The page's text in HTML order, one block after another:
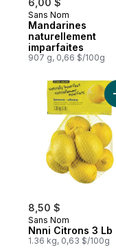
6,00 $
Sans Nom
Mandarines
naturellement
imparfaites
907 g, 0,66 $/100g
8,50 $
Sans Nom
Nnni Citrons 3 Lb
1.36 kg, 0,63 $/100g